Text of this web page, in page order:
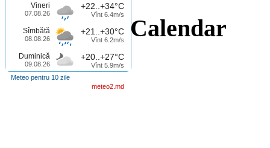
Vineri
07.08.26
+22..+34°C
Vînt 6.4m/s
Sîmbătă
08.08.26
+21..+30°C
Vînt 6.2m/s
Duminică
09.08.26
+20..+27°C
Vînt 5.9m/s
Meteo pentru 10 zile
meteo2.md
Calendar